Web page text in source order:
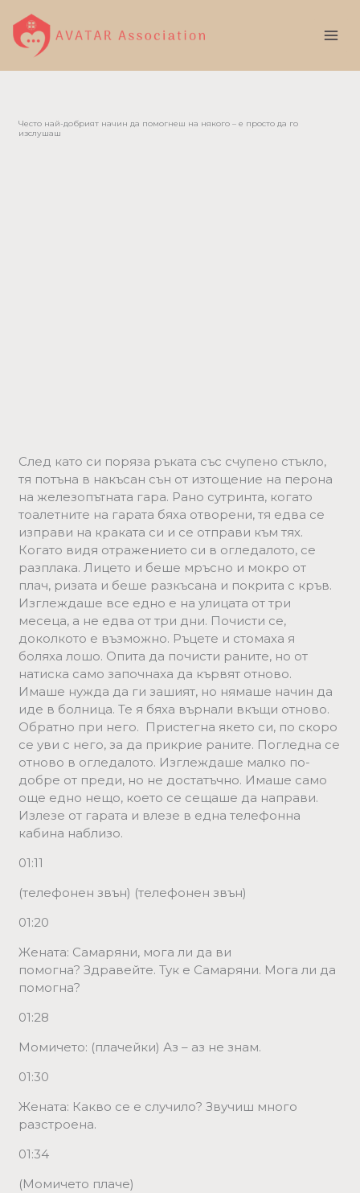
content
Често най-добрият начин да помогнеш на някого – е просто да го
изслушаш
След като си поряза ръката със счупено стъкло,
тя потъна в накъсан сън от изтощение на перона
на железопътната гара. Рано сутринта, когато
тоалетните на гарата бяха отворени, тя едва се
изправи на краката си и се отправи към тях.
Когато видя отражението си в огледалото, се
разплака. Лицето и беше мръсно и мокро от
плач, ризата и беше разкъсана и покрита с кръв.
Изглеждаше все едно е на улицата от три
месеца, а не едва от три дни. Почисти се,
доколкото е възможно. Ръцете и стомаха я
боляха лошо. Опита да почисти раните, но от
натиска само започнаха да кървят отново.
Имаше нужда да ги зашият, но нямаше начин да
иде в болница. Те я бяха върнали вкъщи отново.
Обратно при него. Пристегна якето си, по скоро
се уви с него, за да прикрие раните. Погледна се
отново в огледалото. Изглеждаше малко по-
добре от преди, но не достатъчно. Имаше само
още едно нещо, което се сещаше да направи.
Излезе от гарата и влезе в една телефонна
кабина наблизо.
01:11
(телефонен звън) (телефонен звън)
01:20
Жената: Самаряни, мога ли да ви
помогна? Здравейте. Тук е Самаряни. Мога ли да
помогна?
01:28
Момичето: (плачейки) Аз – аз не знам.
01:30
Жената: Какво се е случило? Звучиш много
разстроена.
01:34
(Момичето плаче)